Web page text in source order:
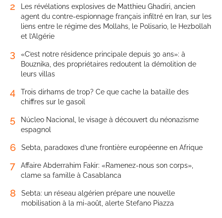
2
Les révélations explosives de Matthieu Ghadiri, ancien
agent du contre-espionnage français infiltré en Iran, sur les
liens entre le régime des Mollahs, le Polisario, le Hezbollah
et l’Algérie
3
«C’est notre résidence principale depuis 30 ans»: à
Bouznika, des propriétaires redoutent la démolition de
leurs villas
4
Trois dirhams de trop? Ce que cache la bataille des
chiffres sur le gasoil
5
Núcleo Nacional, le visage à découvert du néonazisme
espagnol
6 Sebta, paradoxes d’une frontière européenne en Afrique
7
Affaire Abderrahim Fakir: «Ramenez-nous son corps»,
clame sa famille à Casablanca
8
Sebta: un réseau algérien prépare une nouvelle
mobilisation à la mi-août, alerte Stefano Piazza